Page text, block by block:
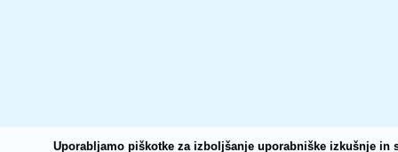
Uporabljamo piškotke za izboljšanje uporabniške izkušnje in